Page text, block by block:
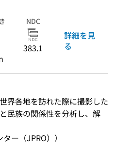
NDC
383.1
詳細を見
る
界各地を訪れた際に撮影した
民族の関係性を分析し、解
ー（JPRO））